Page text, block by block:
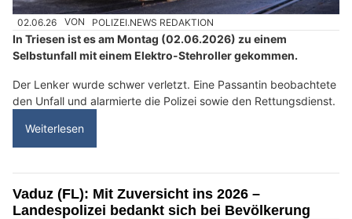
02.06.26 VON POLIZEI.NEWS REDAKTION
In Triesen ist es am Montag (02.06.2026) zu einem
Selbstunfall mit einem Elektro-Stehroller gekommen.
Der Lenker wurde schwer verletzt. Eine Passantin beobachtete
den Unfall und alarmierte die Polizei sowie den Rettungsdienst.
Weiterlesen
Vaduz (FL): Mit Zuversicht ins 2026 –
Landespolizei bedankt sich bei Bevölkerung